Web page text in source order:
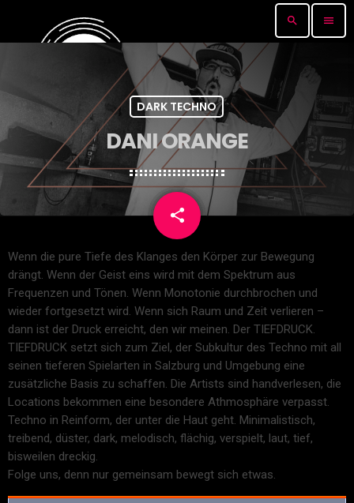
search menu
DARK TECHNO
DANI ORANGE
share
email
Wenn die pure Tiefe des Klanges den Körper zur Bewegung
drängt. Wenn der Geist eins wird mit dem Spektrum aus
Frequenzen und Tönen. Wenn Monotonie durchbrochen und
wieder fortgesetzt wird. Wenn sich Raum und Zeit verlieren –
dann ist der Druck erreicht, den wir meinen. Der TIEFDRUCK.
TIEFDRUCK setzt sich zum Ziel, der Subkultur des Techno mit all
seinen tieferen Spielarten in Salzburg und Umgebung eine
zusätzliche Basis zu schaffen. Die Artists sind handverlesen, die
Locations bekommen eine besondere Athmosphäre verpasst.
Techno in Reinform, der unter die Haut geht. Minimalistisch,
treibend, düster, dark, melodisch, flächig, verspielt, laut, tief,
bisweilen dreckig.
Folge uns, denn nur gemeinsam bewegt sich etwas.